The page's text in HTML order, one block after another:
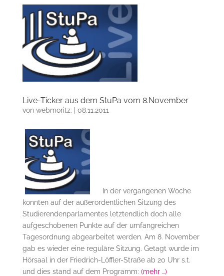
Live-Ticker aus dem StuPa vom 8.November
von webmoritz. 08.11.2011
In der vergangenen Woche
konnten auf der außerordentlichen Sitzung des
Studierendenparlamentes letztendlich doch alle
aufgeschobenen Punkte auf der umfangreichen
Tagesordnung abgearbeitet werden. Am 8. November
gab es wieder eine reguläre Sitzung. Getagt wurde im
Hörsaal in der Friedrich-Löffler-Straße ab 20 Uhr s.t.
und dies stand auf dem Programm: (mehr …)